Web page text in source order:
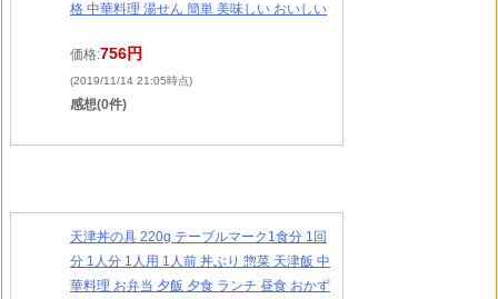
格 中華料理 湯せん 簡単 美味しい おいしい
価格:756円
(2019/11/14 21:05時点)
感想(0件)
天津丼の具 220g テーブルマーク1食分 1回
分 1人分 1人用 1人前 丼ぶり 惣菜 天津飯 中
華料理 お弁当 夕飯 夕食 ランチ 昼食 おかず